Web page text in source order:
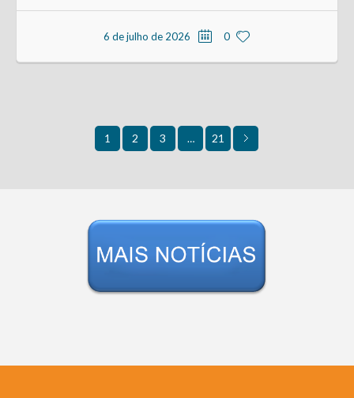
6 de julho de 2026 0
1 2 3 … 21